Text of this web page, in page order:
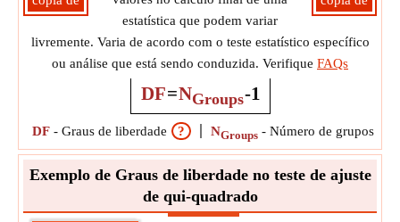
estatística que podem variar
livremente. Varia de acordo com o teste estatístico específico
ou análise que está sendo conduzida. Verifique FAQs
DF=NGroups-1
DF - Graus de liberdade ? NGroups - Número de grupos
Exemplo de Graus de liberdade no teste de ajuste
de qui-quadrado